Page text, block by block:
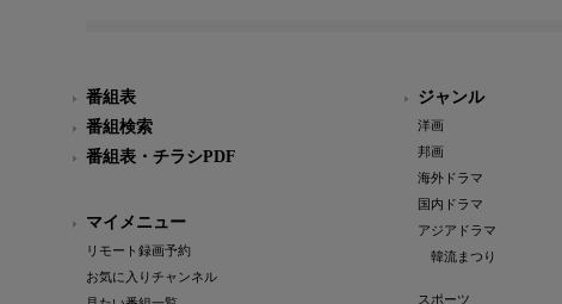
番組表
番組検索
番組表・チラシPDF
マイメニュー
リモート録画予約
お気に入りチャンネル
ジャンル
洋画
邦画
海外ドラマ
国内ドラマ
アジアドラマ
韓流まつり
スポーツ